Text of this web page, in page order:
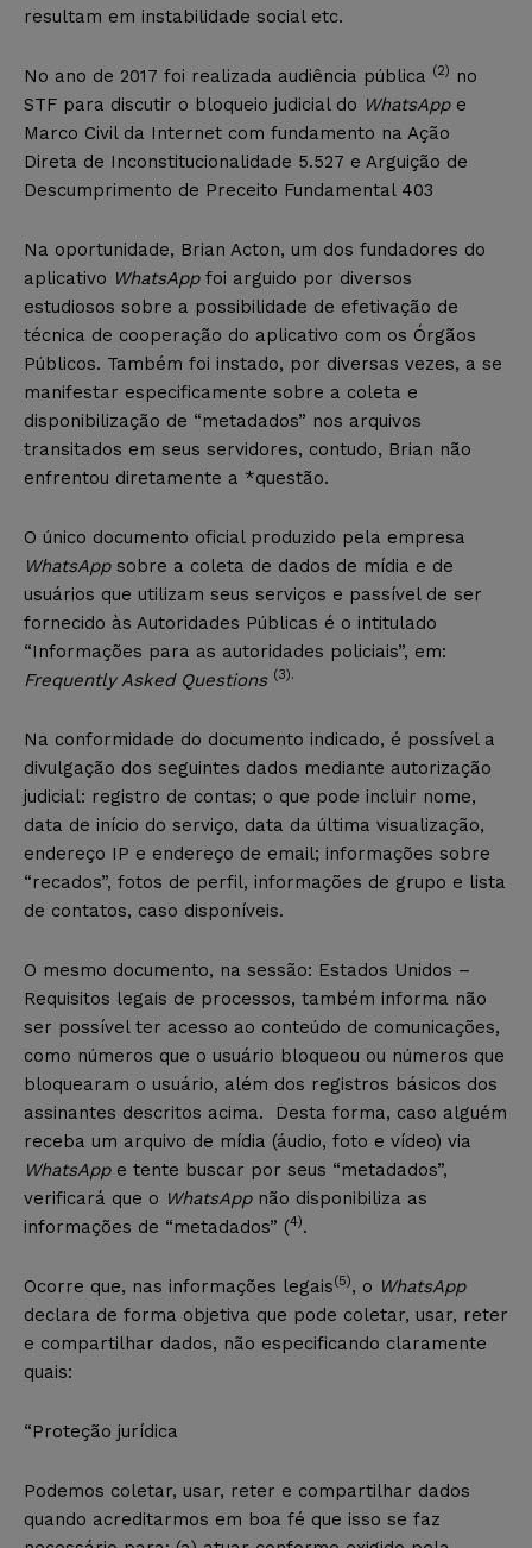
resultam em instabilidade social etc.
No ano de 2017 foi realizada audiência pública (2) no
STF para discutir o bloqueio judicial do WhatsAppe
Marco Civil da Internet com fundamento na Ação
Direta de Inconstitucionalidade 5.527 e Arguição de
Descumprimento de Preceito Fundamental 403
Na oportunidade, Brian Acton, um dos fundadores do
aplicativo WhatsAppfoi arguido por diversos
estudiosos sobre a possibilidade de efetivação de
técnica de cooperação do aplicativo com os Órgãos
Públicos. Também foi instado, por diversas vezes, a se
manifestar especificamente sobre a coleta e
disponibilização de “metadados” nos arquivos
transitados em seus servidores, contudo, Brian não
enfrentou diretamente a *questão.
O único documento oficial produzido pela empresa
WhatsAppsobre a coleta de dados de mídia e de
usuários que utilizam seus serviços e passível de ser
fornecido às Autoridades Públicas é o intitulado
“Informações para as autoridades policiais”, em:
Frequently Asked Questions (3).
Na conformidade do documento indicado, é possível a
divulgação dos seguintes dados mediante autorização
judicial: registro de contas; o que pode incluir nome,
data de início do serviço, data da última visualização,
endereço IP e endereço de email; informações sobre
“recados”, fotos de perfil, informações de grupo e lista
de contatos, caso disponíveis.
O mesmo documento, na sessão: Estados Unidos –
Requisitos legais de processos, também informa não
ser possível ter acesso ao conteúdo de comunicações,
como números que o usuário bloqueou ou números que
bloquearam o usuário, além dos registros básicos dos
assinantes descritos acima. Desta forma, caso alguém
receba um arquivo de mídia (áudio, foto e vídeo) via
WhatsAppe tente buscar por seus “metadados”,
verificará que o WhatsAppnão disponibiliza as
informações de “metadados” (4).
Ocorre que, nas informações legais(5), o WhatsApp
declara de forma objetiva que pode coletar, usar, reter
e compartilhar dados, não especificando claramente
quais:
“Proteção jurídica
Podemos coletar, usar, reter e compartilhar dados
quando acreditarmos em boa fé que isso se faz